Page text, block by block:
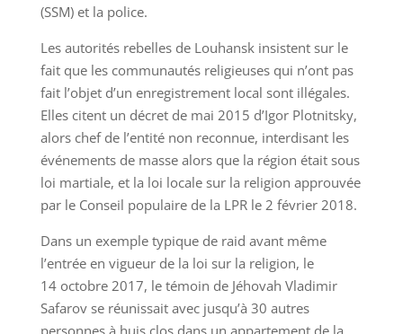
(SSM) et la police.
Les autorités rebelles de Louhansk insistent sur le
fait que les communautés religieuses qui n’ont pas
fait l’objet d’un enregistrement local sont illégales.
Elles citent un décret de mai 2015 d’Igor Plotnitsky,
alors chef de l’entité non reconnue, interdisant les
événements de masse alors que la région était sous
loi martiale, et la loi locale sur la religion approuvée
par le Conseil populaire de la LPR le 2 février 2018.
Dans un exemple typique de raid avant même
l’entrée en vigueur de la loi sur la religion, le
14 octobre 2017, le témoin de Jéhovah Vladimir
Safarov se réunissait avec jusqu’à 30 autres